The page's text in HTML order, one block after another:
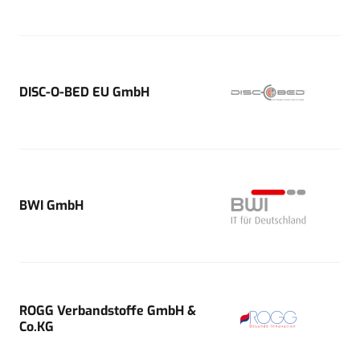
DISC-O-BED EU GmbH
BWI GmbH
ROGG Verbandstoffe GmbH &
Co.KG